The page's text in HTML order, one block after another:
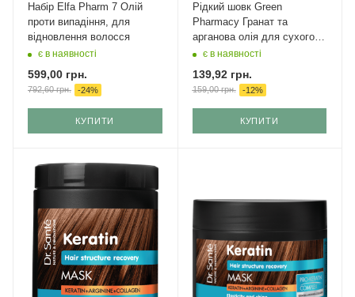
Набір Elfa Pharm 7 Олій
проти випадіння, для
відновлення волосся
є в наявності
599,00 грн.
792,60грн. -24%
КУПИТИ
Рідкий шовк Green
Pharmacy Гранат та
арганова олія для сухого,
пошкодженого волосся 30
є в наявності
139,92грн.
159,00грн. -12%
КУПИТИ